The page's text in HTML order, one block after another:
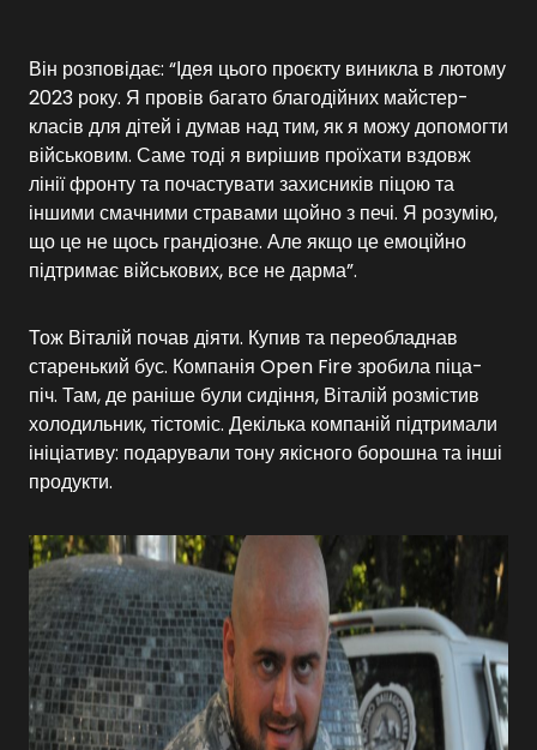
Він розповідає: “Ідея цього проєкту виникла в лютому
2023 року. Я провів багато благодійних майстер-
класів для дітей і думав над тим, як я можу допомогти
військовим. Саме тоді я вирішив проїхати вздовж
лінії фронту та почастувати захисників піцою та
іншими смачними стравами щойно з печі. Я розумію,
що це не щось грандіозне. Але якщо це емоційно
підтримає військових, все не дарма”.
Тож Віталій почав діяти. Купив та переобладнав
старенький бус. Компанія Open Fire зробила піца-
піч. Там, де раніше були сидіння, Віталій розмістив
холодильник, тістоміс. Декілька компаній підтримали
ініціативу: подарували тону якісного борошна та інші
продукти.